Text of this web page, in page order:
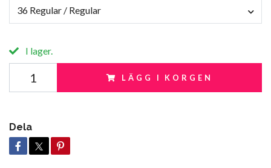
36 Regular / Regular
I lager.
LÄGG I KORGEN
Dela